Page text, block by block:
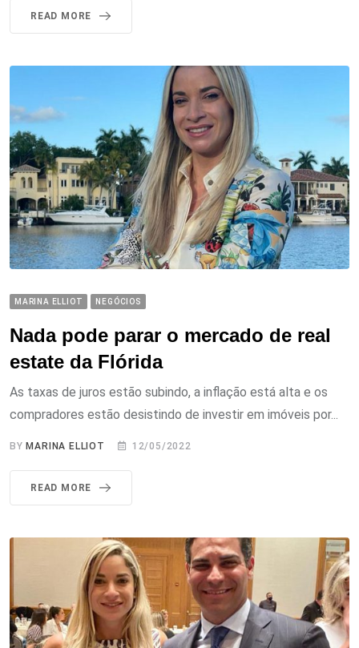
READ MORE
MARINA ELLIOT NEGÓCIOS
Nada pode parar o mercado de real
estate da Flórida
As taxas de juros estão subindo, a inflação está alta e os
compradores estão desistindo de investir em imóveis por...
BY MARINA ELLIOT 12/05/2022
READ MORE